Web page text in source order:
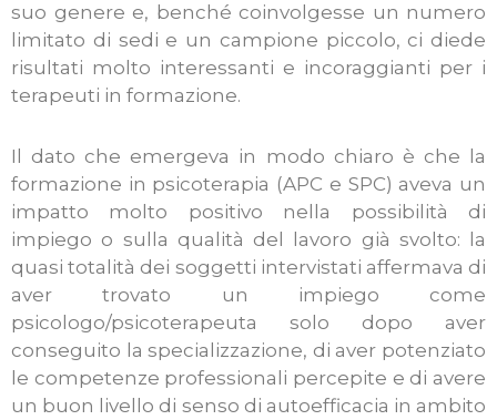
suo genere e, benché coinvolgesse un numero
limitato di sedi e un campione piccolo, ci diede
risultati molto interessanti e incoraggianti per i
terapeuti in formazione.
Il dato che emergeva in modo chiaro è che la
formazione in psicoterapia (APC e SPC) aveva un
impatto molto positivo nella possibilità di
impiego o sulla qualità del lavoro già svolto: la
quasi totalità dei soggetti intervistati affermava di
aver trovato un impiego come
psicologo/psicoterapeuta solo dopo aver
conseguito la specializzazione, di aver potenziato
le competenze professionali percepite e di avere
un buon livello di senso di autoefficacia in ambito